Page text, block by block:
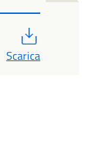
Scarica